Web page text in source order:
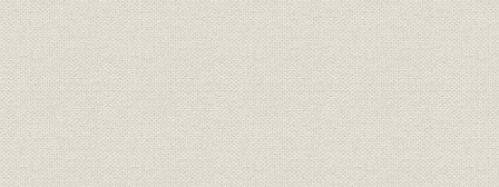
落合豊一社長の死